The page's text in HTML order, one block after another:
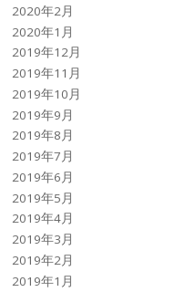
2020年2月
2020年1月
2019年12月
2019年11月
2019年10月
2019年9月
2019年8月
2019年7月
2019年6月
2019年5月
2019年4月
2019年3月
2019年2月
2019年1月